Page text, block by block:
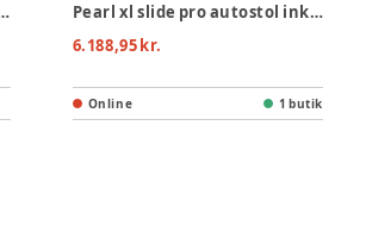
Autostol - Authentic Black
Pearl xl slide pro autostol inkl. familyfix slide pro base - Authentic truffle
6.188,95 kr.
Online 1 butik